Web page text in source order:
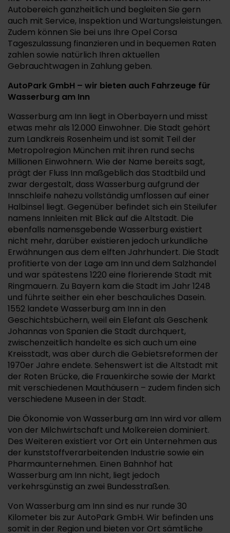
Autobereich ganzheitlich und begleiten Sie gern
auch mit Service, Inspektion und Wartungsleistungen.
Zudem können Sie bei uns Ihre Opel Corsa
Tageszulassung finanzieren und in bequemen Raten
zahlen sowie natürlich Ihren aktuellen
Gebrauchtwagen in Zahlung geben.
AutoPark GmbH – wir bieten auch Fahrzeuge für
Wasserburg am Inn
Wasserburg am Inn liegt in Oberbayern und misst
etwas mehr als 12.000 Einwohner. Die Stadt gehört
zum Landkreis Rosenheim und ist somit Teil der
Metropolregion München mit ihren rund sechs
Millionen Einwohnern. Wie der Name bereits sagt,
prägt der Fluss Inn maßgeblich das Stadtbild und
zwar dergestalt, dass Wasserburg aufgrund der
Innschleife nahezu vollständig umflossen auf einer
Halbinsel liegt. Gegenüber befindet sich ein Steilufer
namens Innleiten mit Blick auf die Altstadt. Die
ebenfalls namensgebende Wasserburg existiert
nicht mehr, darüber existieren jedoch urkundliche
Erwähnungen aus dem elften Jahrhundert. Die Stadt
profitierte von der Lage am Inn und dem Salzhandel
und war spätestens 1220 eine florierende Stadt mit
Ringmauern. Zu Bayern kam die Stadt im Jahr 1248
und führte seither ein eher beschauliches Dasein.
1552 landete Wasserburg am Inn in den
Geschichtsbüchern, weil ein Elefant als Geschenk
Johannas von Spanien die Stadt durchquert,
zwischenzeitlich handelte es sich auch um eine
Kreisstadt, was aber durch die Gebietsreformen der
1970er Jahre endete. Sehenswert ist die Altstadt mit
der Roten Brücke, die Frauenkirche sowie der Markt
mit verschiedenen Mauthäusern – zudem finden sich
verschiedene Museen in der Stadt.
Die Ökonomie von Wasserburg am Inn wird vor allem
von der Milchwirtschaft und Molkereien dominiert.
Des Weiteren existiert vor Ort ein Unternehmen aus
der kunststoffverarbeitenden Industrie sowie ein
Pharmaunternehmen. Einen Bahnhof hat
Wasserburg am Inn nicht, liegt jedoch
verkehrsgünstig an zwei Bundesstraßen.
Von Wasserburg am Inn sind es nur runde 30
Kilometer bis zur AutoPark GmbH. Wir befinden uns
somit in der Region und bieten vor Ort sämtliche